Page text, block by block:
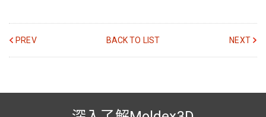
PREV BACK TO LIST NEXT